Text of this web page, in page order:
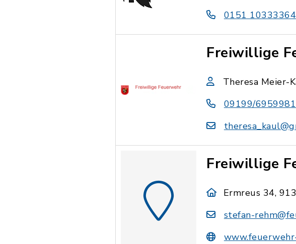
0151 10333364
Freiwillige
Theresa Meier-
09199/
Freiwillige
Ermreus 34,
stefan-